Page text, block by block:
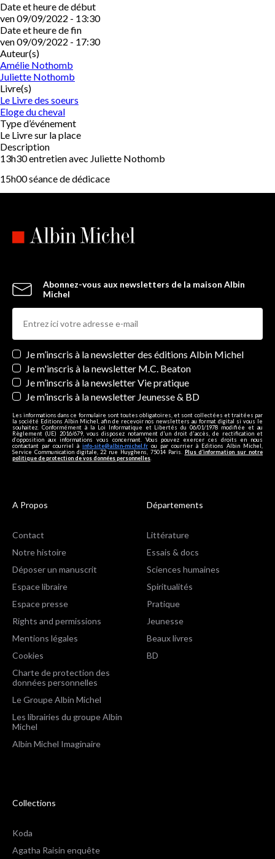
Date et heure de début
ven 09/09/2022 - 13:30
Date et heure de fin
ven 09/09/2022 - 17:30
Auteur(s)
Amélie Nothomb
Juliette Nothomb
Livre(s)
Le Livre des soeurs
Eloge du cheval
Type d’événement
Le Livre sur la place
Description
13h30 entretien avec Juliette Nothomb
15h00 séance de dédicace
Abonnez-vous aux newsletters de la maison Albin
Michel
Newsletters
Je m’inscris à la newsletter des éditions Albin Michel
Je m'inscris à la newsletter M.C. Beaton
Je m’inscris à la newsletter Vie pratique
Je m’inscris à la newsletter Jeunesse & BD
Les informations dans ce formulaire sont toutes obligatoires, et sont collectées et traitées par
la société Editions Albin Michel, afin de recevoir nos newsletters au format digital si vous le
souhaitez. Conformément à la Loi Informatique et Libertés du 06/01/1978 modifiée et au
Règlement (UE) 2016/679, vous disposez notamment d'un droit d'accès, de rectification et
d’opposition aux informations vous concernant. Vous pouvez exercer ces droits en nous
contactant par courriel à info-site@albin-michel.fr ou par courrier à Editions Albin Michel,
Service Communication digitale, 22 rue Huyghens, 75014 Paris. Plus d’information sur notre
politique de protection de vos données personnelles
A Propos
Contact
Notre histoire
Déposer un manuscrit
Espace libraire
Espace presse
Rights and permissions
Mentions légales
Cookies
Charte de protection des
données personnelles
Le Groupe Albin Michel
Les librairies du groupe Albin
Michel
Albin Michel Imaginaire
Départements
Littérature
Essais & docs
Sciences humaines
Spiritualités
Pratique
Jeunesse
Beaux livres
BD
Collections
Koda
Agatha Raisin enquête